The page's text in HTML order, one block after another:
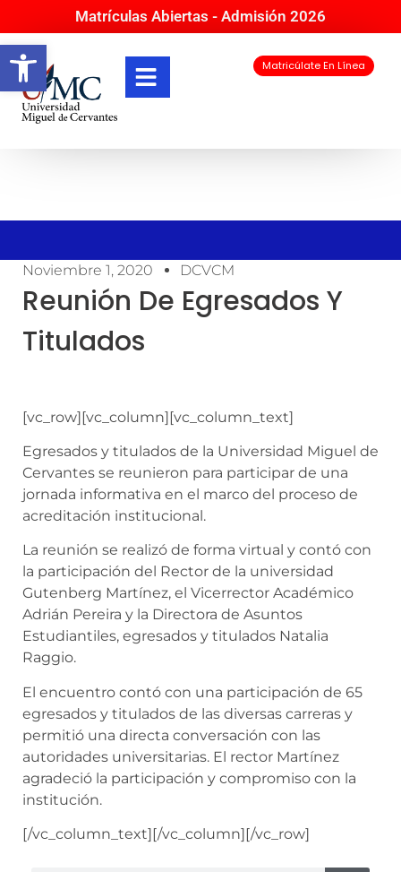
Abrir barra de herramientas
Matrículas Abiertas - Admisión 2026
Matricúlate En Línea
Noviembre 1, 2020 DCVCM
Reunión De Egresados Y
Titulados
[vc_row][vc_column][vc_column_text]
Egresados y titulados de la Universidad Miguel de
Cervantes se reunieron para participar de una
jornada informativa en el marco del proceso de
acreditación institucional.
La reunión se realizó de forma virtual y contó con
la participación del Rector de la universidad
Gutenberg Martínez, el Vicerrector Académico
Adrián Pereira y la Directora de Asuntos
Estudiantiles, egresados y titulados Natalia
Raggio.
El encuentro contó con una participación de 65
egresados y titulados de las diversas carreras y
permitió una directa conversación con las
autoridades universitarias. El rector Martínez
agradeció la participación y compromiso con la
institución.
[/vc_column_text][/vc_column][/vc_row]